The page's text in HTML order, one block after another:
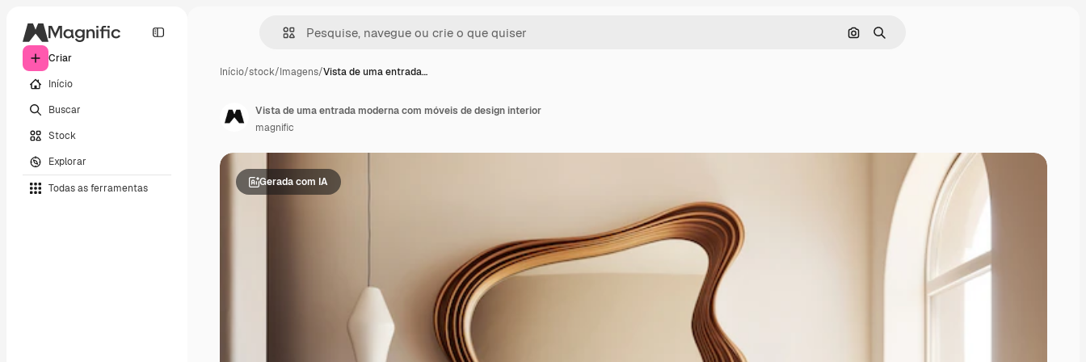
Criar
Início
Buscar
Stock
Explorar
Todas as ferramentas
Pesquisar por imagem
Buscar
Início/stock/Imagens/Vista de uma entrada…
Gerada com IA
Vista de uma entrada moderna com móveis de design interior
magnific